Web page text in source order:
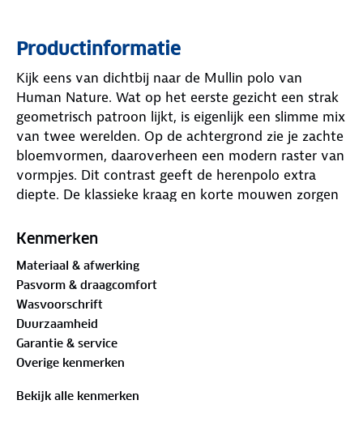
Productinformatie
Kijk eens van dichtbij naar de Mullin polo van
Human Nature. Wat op het eerste gezicht een strak
geometrisch patroon lijkt, is eigenlijk een slimme mix
van twee werelden. Op de achtergrond zie je zachte
bloemvormen, daaroverheen een modern raster van
vormpjes. Dit contrast geeft de herenpolo extra
diepte. De klassieke kraag en korte mouwen zorgen
pasvorm zit deze polo altijd prettig.
Het kledingstuk is gemaakt van materialen met het
GOTS-keurmerk. De Global Organic Textile Standard
(GOTS) is een internationaal keurmerk dat strenge
eisen stelt aan de gehele textielketen, van de teelt
van natuurlijke vezels tot aan de verwerking en
productie van het kledingstuk. In deze polo voel jij
je goed!
Kenmerken
Materiaal & afwerking
Pasvorm & draagcomfort
Wasvoorschrift
Duurzaamheid
Garantie & service
Overige kenmerken
Bekijk alle kenmerken